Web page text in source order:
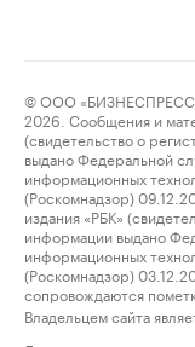
© ООО
2026. Сообщения и
(свидетельство о
выдано Федеральной
информационных
(Роскомнадзор)
издания «РБК»
информации выдано
информационных
(Роскомнадзор)
сопровождаются
Владельцем сайта